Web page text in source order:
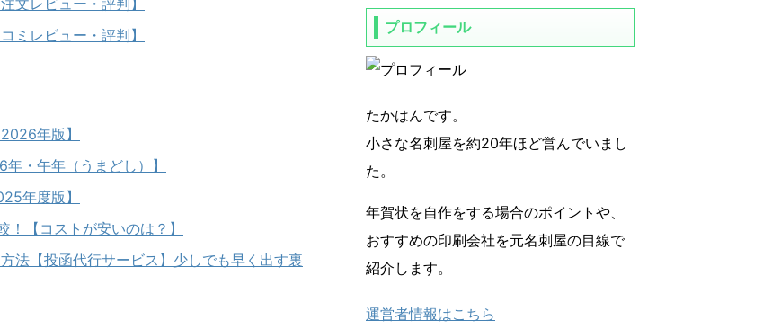
文レビュー・評判】
ミレビュー・評判】
年版】
・午年（うまどし）】
年度版】
【コストが安いのは？】
法【投函代行サービス】少しでも早く出す裏
プロフィール
たかはんです。
小さな名刺屋を約20年ほど営んでいまし
た。
年賀状を自作をする場合のポイントや、
おすすめの印刷会社を元名刺屋の目線で
紹介します。
運営者情報はこちら